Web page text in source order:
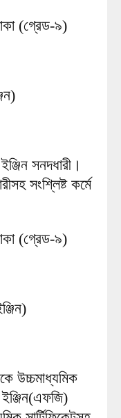
(গ্রেড-৯)
সনদধারী।
সংশ্লিষ্ট কর্মে
(গ্রেড-৯)
উচ্চমাধ্যমিক
ইঞ্জিন(এফজি)